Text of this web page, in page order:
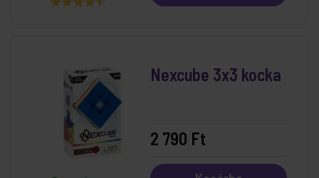
Nexcube 3x3 kocka
2 790 Ft